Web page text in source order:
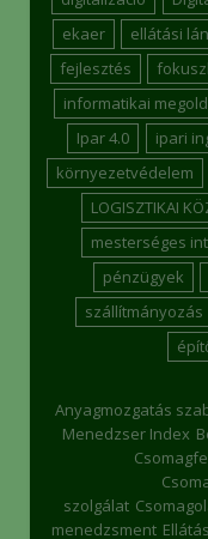
ekaer
ellátási
fejlesztés
informatikai
Ipar 4.0
ipari
környezetvédelem
LOGISZTIKAI
mesterséges
pénzügyek
szállítmányozás
Anyagmozgatás
Menedzser Index
szolgálat
menedzsment